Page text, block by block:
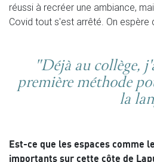
réussi à recréer une ambiance,
Covid tout s'est arrêté. On espère
"Déjà au collège,
première méthode
la
Est-ce que les espaces comme
importants sur cette côte de